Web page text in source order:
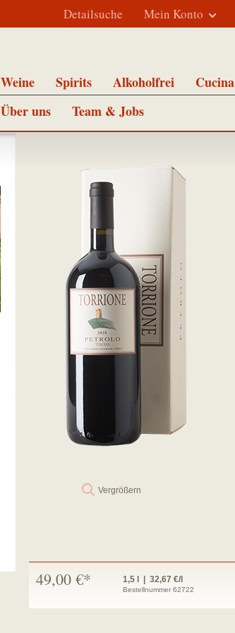
Mein Konto
Detailsuche
Weine Spirits Alkoholfrei Cucina
Über uns
Team & Jobs
Vergrößern
49,00 €* 1,5 l | 32,67 €/l
Bestellnummer 62722